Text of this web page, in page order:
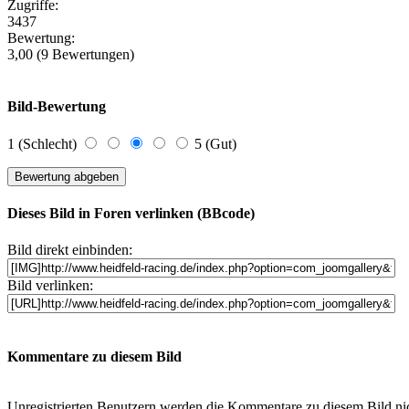
Zugriffe:
3437
Bewertung:
3,00 (9 Bewertungen)
Bild-Bewertung
1 (Schlecht) 5 (Gut)
Dieses Bild in Foren verlinken (BBcode)
Bild direkt einbinden:
Bild verlinken:
Kommentare zu diesem Bild